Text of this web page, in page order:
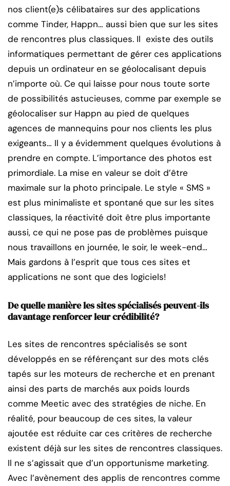
nos client(e)s célibataires sur des applications
comme Tinder, Happn… aussi bien que sur les sites
de rencontres plus classiques. Il existe des outils
informatiques permettant de gérer ces applications
depuis un ordinateur en se géolocalisant depuis
n’importe où. Ce qui laisse pour nous toute sorte
de possibilités astucieuses, comme par exemple se
géolocaliser sur Happn au pied de quelques
agences de mannequins pour nos clients les plus
exigeants… Il y a évidemment quelques évolutions à
prendre en compte. L’importance des photos est
primordiale. La mise en valeur se doit d’être
maximale sur la photo principale. Le style « SMS »
est plus minimaliste et spontané que sur les sites
classiques, la réactivité doit être plus importante
aussi, ce qui ne pose pas de problèmes puisque
nous travaillons en journée, le soir, le week-end…
Mais gardons à l’esprit que tous ces sites et
applications ne sont que des logiciels!
De quelle manière les sites spécialisés peuvent-ils
davantage renforcer leur crédibilité?
Les sites de rencontres spécialisés se sont
développés en se référençant sur des mots clés
tapés sur les moteurs de recherche et en prenant
ainsi des parts de marchés aux poids lourds
comme Meetic avec des stratégies de niche. En
réalité, pour beaucoup de ces sites, la valeur
ajoutée est réduite car ces critères de recherche
existent déjà sur les sites de rencontres classiques.
Il ne s’agissait que d’un opportunisme marketing.
Avec l’avènement des applis de rencontres comme